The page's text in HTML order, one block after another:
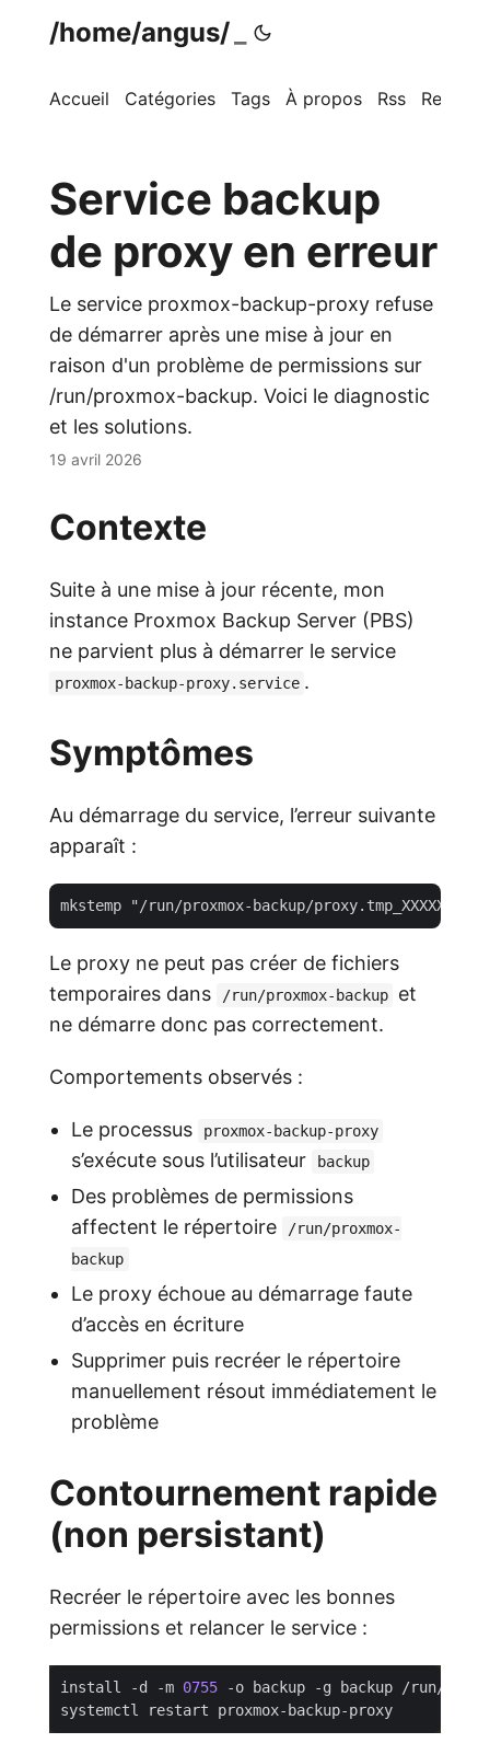
/home/angus/
Accueil Catégories Tags À propos Rss
Service backup
de proxy en erreur
Le service proxmox-backup-proxy refuse
de démarrer après une mise à jour en
raison d'un problème de permissions sur
/run/proxmox-backup. Voici le diagnostic
et les solutions.
19 avril 2026
Contexte
Suite à une mise à jour récente, mon
instance Proxmox Backup Server (PBS)
ne parvient plus à démarrer le service
proxmox-backup-proxy.service .
Symptômes
Au démarrage du service, l’erreur suivante
apparaît :
Le proxy ne peut pas créer de fichiers
temporaires dans
/run/proxmox-backup
et
ne démarre donc pas correctement.
Comportements observés :
Le processus proxmox-backup-proxy
s’exécute sous l’utilisateur backup
Des problèmes de permissions
affectent le répertoire
/run/proxmox-
backup
Le proxy échoue au démarrage faute
d’accès en écriture
Supprimer puis recréer le répertoire
manuellement résout immédiatement le
problème
Contournement rapide
(non persistant)
Recréer le répertoire avec les bonnes
permissions et relancer le service :
install -d -m 0755
systemctl restart proxmox-backup-proxy